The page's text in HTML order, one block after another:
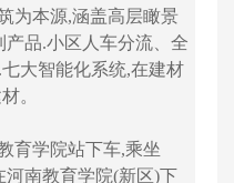
为本源,涵盖高层瞰景
品.小区人车分流、全
大智能化系统,在建材
。
育学院站下车,乘坐
河南教育学院(新区)下